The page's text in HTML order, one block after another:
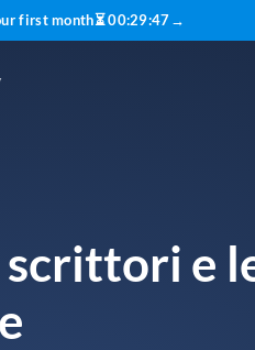
first month⏳00:29:45→
e